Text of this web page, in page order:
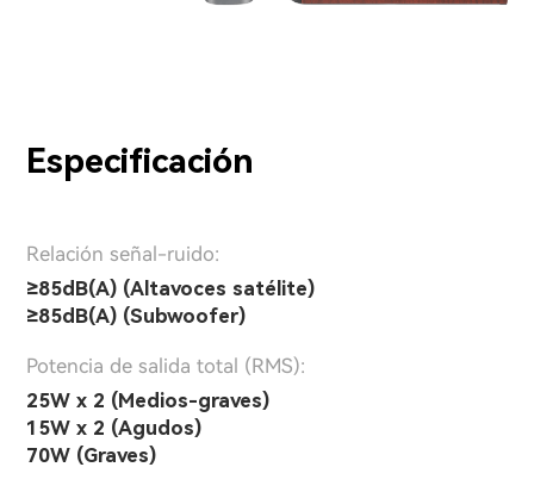
Especificación
Relación señal-ruido:
≥85dB(A) (Altavoces satélite)
≥85dB(A) (Subwoofer)
Potencia de salida total (RMS):
25W x 2 (Medios-graves)
15W x 2 (Agudos)
70W (Graves)